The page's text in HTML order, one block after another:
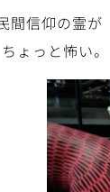
信仰の霊が
ょっと怖い。